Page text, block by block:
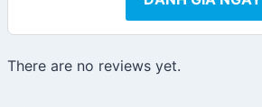
There are no reviews yet.